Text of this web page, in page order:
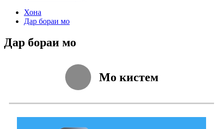
Хона
Дар бораи мо
Дар бораи мо
Мо кистем